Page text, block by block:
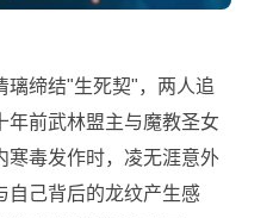
璃缔结"生死契"，两人追
年前武林盟主与魔教圣女
寒毒发作时，凌无涯意外
自己背后的龙纹产生感